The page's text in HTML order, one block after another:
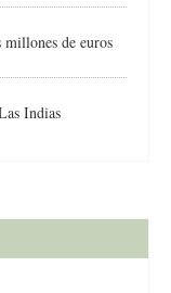
millones de euros
Indias